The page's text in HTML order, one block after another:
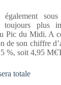
sous
toujours plus
Pic du Midi. A
de son chiffre
%, soit 4,95
totale